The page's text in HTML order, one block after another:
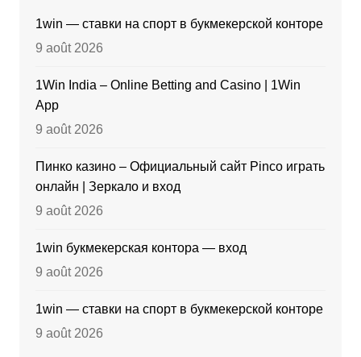
1win — ставки на спорт в букмекерской конторе
9 août 2026
1Win India – Online Betting and Casino | 1Win
App
9 août 2026
Пинко казино – Официальный сайт Pinco играть
онлайн | Зеркало и вход
9 août 2026
1win букмекерская контора — вход
9 août 2026
1win — ставки на спорт в букмекерской конторе
9 août 2026